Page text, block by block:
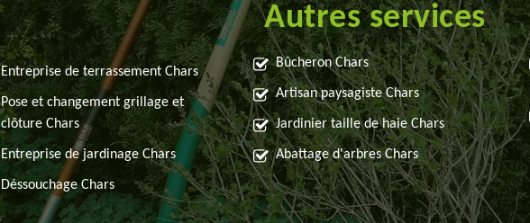
Autres services
Entreprise de terrassement Chars
Pose et changement grillage et
clôture Chars
Entreprise de jardinage Chars
Déssouchage Chars
Bûcheron Chars
Artisan paysagiste Chars
Jardinier taille de haie Chars
Abattage d'arbres Chars